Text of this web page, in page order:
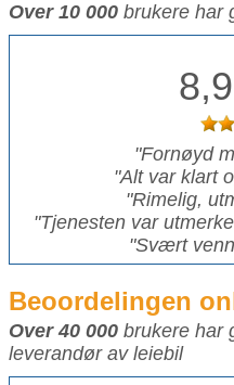
Over 10 000 brukere har
"Fornøyd
"Alt var klart
"Rimelig,
"Tjenesten var
"Svært
Beoordelingen
Over 40 000 brukere har
leverandør av leiebil